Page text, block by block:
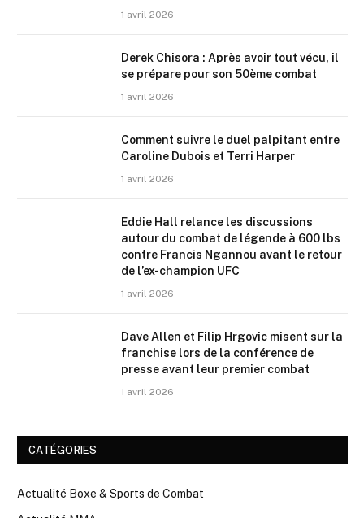
1 avril 2026
Derek Chisora : Après avoir tout vécu, il
se prépare pour son 50ème combat
1 avril 2026
Comment suivre le duel palpitant entre
Caroline Dubois et Terri Harper
1 avril 2026
Eddie Hall relance les discussions
autour du combat de légende à 600 lbs
contre Francis Ngannou avant le retour
de l’ex-champion UFC
1 avril 2026
Dave Allen et Filip Hrgovic misent sur la
franchise lors de la conférence de
presse avant leur premier combat
1 avril 2026
CATÉGORIES
Actualité Boxe & Sports de Combat